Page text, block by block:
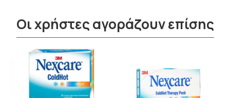
Οι χρήστες αγοράζουν επίσης